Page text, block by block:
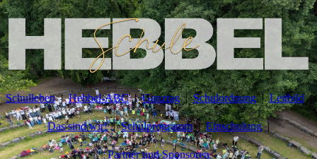
Schulleben Hebbel-ABC Ganztag Schulordnung Leitbild
Das sind wir! Schulprogramm Einschulung
Partner und Sponsoren